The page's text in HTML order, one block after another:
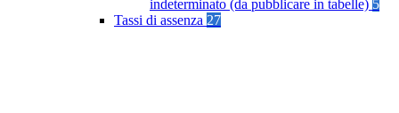
indeterminato (da pubblicare in tabelle) 5
Tassi di assenza 27